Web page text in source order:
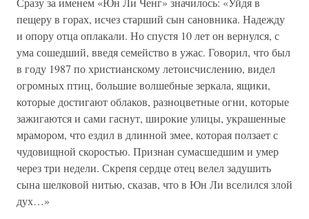
пещеру в горах, исчез старший сын сановника. Надежду
и опору отца оплакали. Но спустя 10 лет он вернулся, с
ума сошедший, введя семейство в ужас. Говорил, что был
в году 1987 по христианскому летоисчислению, видел
огромных птиц, большие волшебные зеркала, ящики,
которые достигают облаков, разноцветные огни, которые
зажигаются и сами гаснут, широкие улицы, украшенные
мрамором, что ездил в длинной змее, которая ползает с
чудовищной скоростью. Признан сумасшедшим и умер
через три недели. Скрепя сердце отец велел задушить
сына шелковой нитью, сказав, что в Юн Ли вселился злой
дух…»